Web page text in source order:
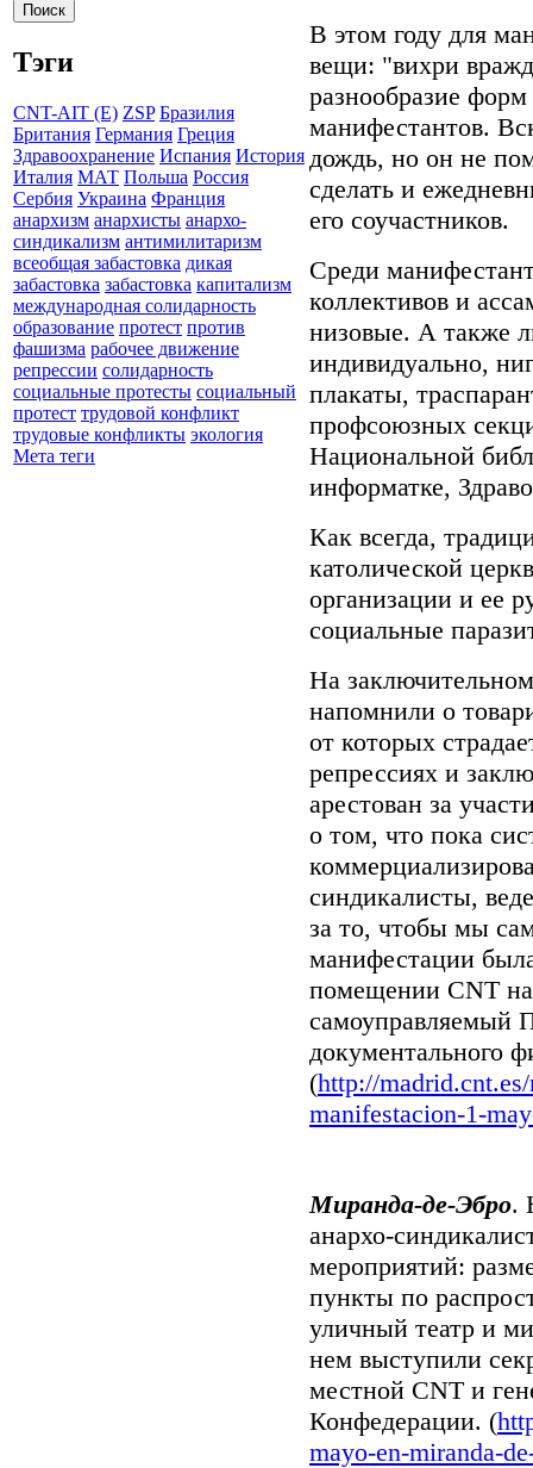
Тэги
CNT-AIT (E) ZSP Бразилия
Британия Германия Греция
Здравоохранение Испания История
Италия МАТ Польша Россия
Сербия Украина Франция
анархизм анархисты анархо-
синдикализм антимилитаризм
всеобщая забастовка дикая
забастовка забастовка капитализм
международная солидарность
образование протест против
фашизма рабочее движение
репрессии солидарность
социальные протесты социальный
протест трудовой конфликт
трудовые конфликты экология
Мета теги
В этом году для
вещи: "вихри
разнообразие
манифестантов.
дождь, но он не
сделать и
его соучастников.
Среди
коллективов и
низовые. А также
индивидуально,
плакаты,
профсоюзных
Национальной
информатке,
Как всегда,
католической
организации и ее
социальные
На
напомнили о
от которых
репрессиях и
арестован за
о том, что пока
синдикалисты,
за то, чтобы мы
манифестации
помещении CNT
самоуправляемый
документального
(http://
manifestacion-1-
Миранда-де-Эбро.
анархо-
мероприятий:
пункты по
уличный театр и
нем выступили
местной CNT и
Конфедерации. (
mayo-en-miranda-